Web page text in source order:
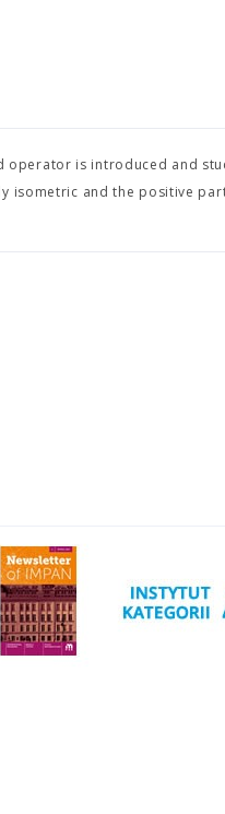
operator is introduced and
isometric and the positive